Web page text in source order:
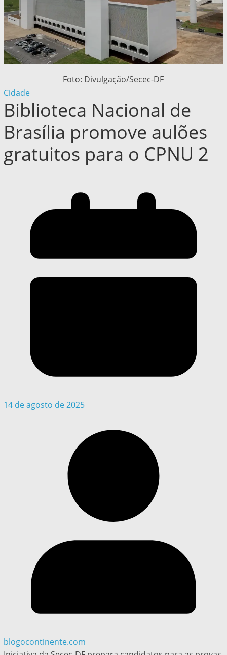
Foto: Divulgação/Secec-DF
Cidade
Biblioteca Nacional de
Brasília promove aulões
gratuitos para o CPNU 2
14 de agosto de 2025
blogocontinente.com